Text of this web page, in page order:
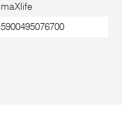
maXlife
5900495076700